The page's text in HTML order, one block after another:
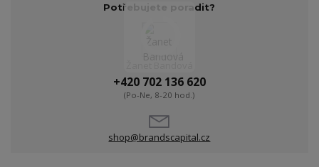
Potřebujete poradit?
+420 702 136 620
(Po-Ne, 8-20 hod.)
shop@brandscapital.cz